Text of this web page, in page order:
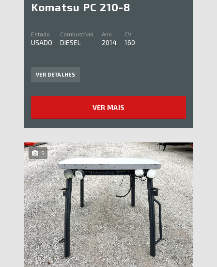
Komatsu PC 210-8
Estado
USADO
Combustível
DIESEL
Ano
2014
CV
160
VER DETALHES
VER MAIS
5